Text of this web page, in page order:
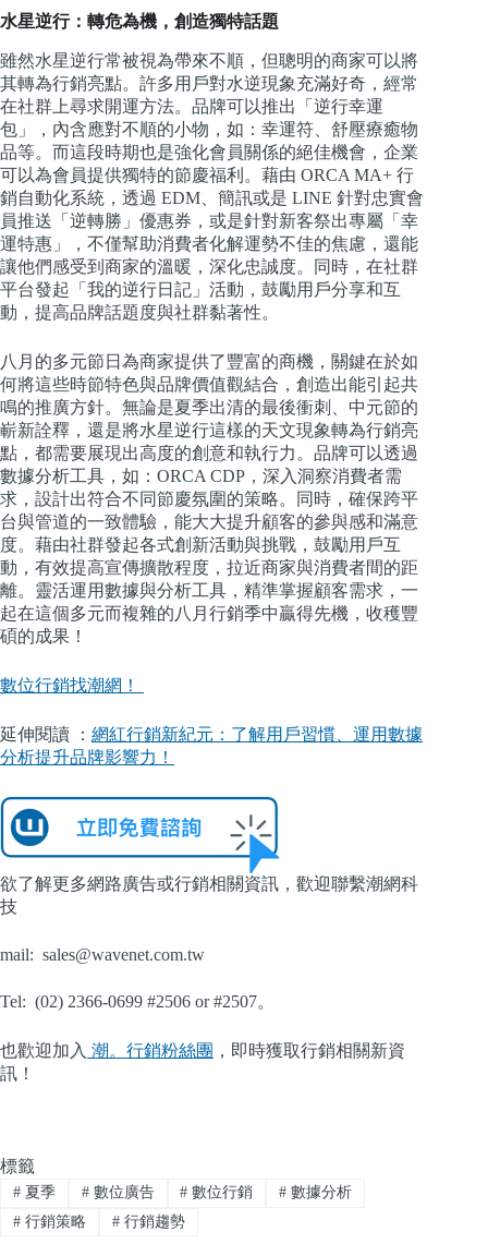
水星逆行：轉危為機，創造獨特話題
雖然水星逆行常被視為帶來不順，但聰明的商家可以將
其轉為行銷亮點。許多用戶對水逆現象充滿好奇，經常
在社群上尋求開運方法。品牌可以推出「逆行幸運
包」，內含應對不順的小物，如：幸運符、舒壓療癒物
品等。而這段時期也是強化會員關係的絕佳機會，企業
可以為會員提供獨特的節慶福利。藉由 ORCA MA+ 行
銷自動化系統，透過 EDM、簡訊或是 LINE 針對忠實會
員推送「逆轉勝」優惠券，或是針對新客祭出專屬「幸
運特惠」，不僅幫助消費者化解運勢不佳的焦慮，還能
讓他們感受到商家的溫暖，深化忠誠度。同時，在社群
平台發起「我的逆行日記」活動，鼓勵用戶分享和互
動，提高品牌話題度與社群黏著性。
八月的多元節日為商家提供了豐富的商機，關鍵在於如
何將這些時節特色與品牌價值觀結合，創造出能引起共
鳴的推廣方針。無論是夏季出清的最後衝刺、中元節的
嶄新詮釋，還是將水星逆行這樣的天文現象轉為行銷亮
點，都需要展現出高度的創意和執行力。品牌可以透過
數據分析工具，如：ORCA CDP，深入洞察消費者需
求，設計出符合不同節慶氛圍的策略。同時，確保跨平
台與管道的一致體驗，能大大提升顧客的參與感和滿意
度。藉由社群發起各式創新活動與挑戰，鼓勵用戶互
動，有效提高宣傳擴散程度，拉近商家與消費者間的距
離。靈活運用數據與分析工具，精準掌握顧客需求，一
起在這個多元而複雜的八月行銷季中贏得先機，收穫豐
碩的成果！
數位行銷找潮網！
延伸閱讀 ： 網紅行銷新紀元：了解用戶習慣、運用數據
分析提升品牌影響力！
欲了解更多網路廣告或行銷相關資訊，歡迎聯繫潮網科
技
mail: sales@wavenet.com.tw
Tel: (02) 2366-0699 #2506 or #2507。
也歡迎加入 潮。行銷粉絲團 ，即時獲取行銷相關新資
訊！
標籤
#夏季 #數位廣告 # 數位行銷 # 數據分析
#行銷策略 #行銷趨勢